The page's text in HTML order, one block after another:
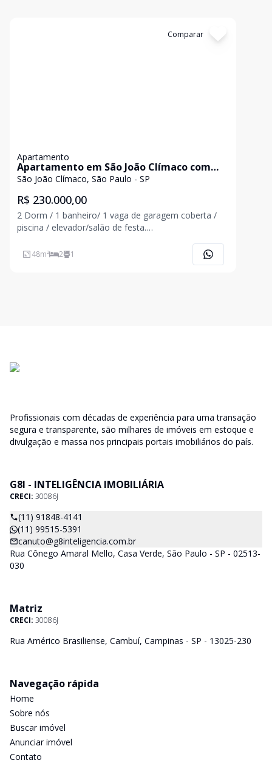
Comparar
Apartamento
Apartamento em São João Clímaco com
48m²
São João Clímaco, São Paulo - SP
R$ 230.000,00
2 Dorm / 1 banheiro/ 1 vaga de garagem coberta /
piscina / elevador/salão de festa.
48m² 2 1
Profissionais com décadas de experiência para uma transação
segura e transparente, são milhares de imóveis em estoque e
divulgação e massa nos principais portais imobiliários do país.
G8I - INTELIGÊNCIA IMOBILIÁRIA
CRECI: 30086J
(11) 91848-4141
(11) 99515-5391
canuto@g8inteligencia.com.br
Rua Cônego Amaral Mello, Casa Verde, São Paulo - SP - 02513-
030
Matriz
CRECI: 30086J
Rua Américo Brasiliense, Cambuí, Campinas - SP - 13025-230
Navegação rápida
Home
Sobre nós
Buscar imóvel
Anunciar imóvel
Contato